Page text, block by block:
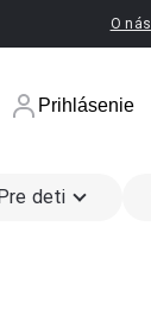
O nás
Prihlásenie
deti